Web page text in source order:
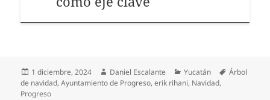
Publicado
el
1 diciembre, 2024 Autor
Daniel Escalante Categorías
Yucatán Etiquetas
Árbol
de navidad,Ayuntamiento de Progreso,erik rihani, Navidad,
Progreso